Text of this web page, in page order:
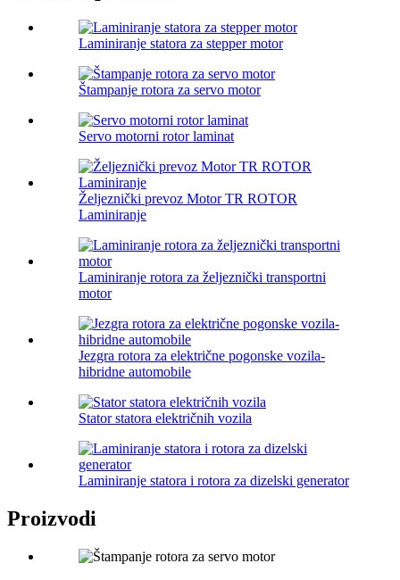
Laminiranje statora za stepper motor
Štampanje rotora za servo motor
Servo motorni rotor laminat
Željeznički prevoz Motor TR ROTOR
Laminiranje
Laminiranje rotora za željeznički transportni
motor
Jezgra rotora za električne pogonske vozila-
hibridne automobile
Stator statora električnih vozila
Laminiranje statora i rotora za dizelski generator
Proizvodi